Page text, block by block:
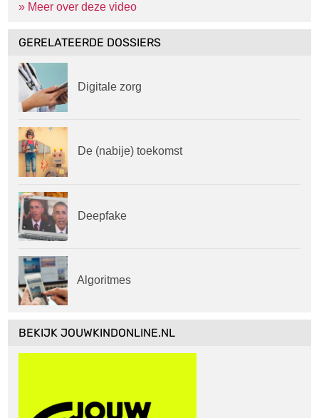
» Meer over deze video
GERELATEERDE DOSSIERS
Digitale zorg
De (nabije) toekomst
Deepfake
Algoritmes
BEKIJK JOUWKINDONLINE.NL